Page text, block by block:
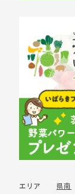
エリア 県南